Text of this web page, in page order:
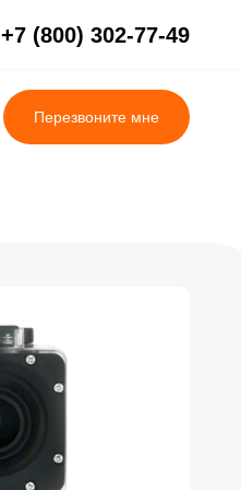
+7 (800) 302-77-49
Перезвоните мне